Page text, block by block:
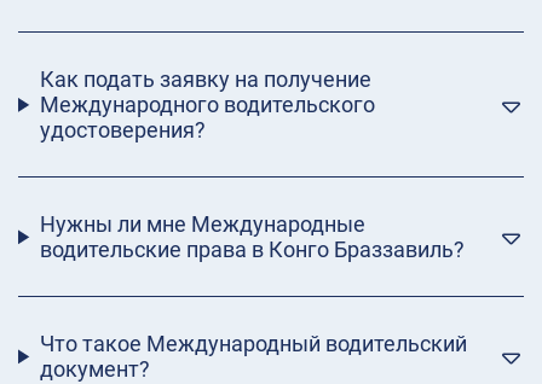
Как подать заявку на получение
Международного водительского
удостоверения?
Нужны ли мне Международные
водительские права в Конго Браззавиль?
Что такое Международный водительский
документ?